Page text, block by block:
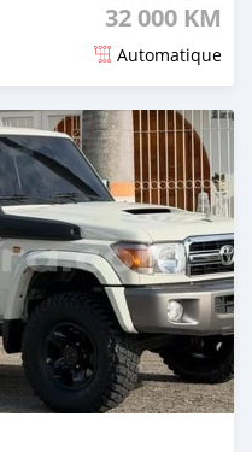
32 000 KM
Automatique